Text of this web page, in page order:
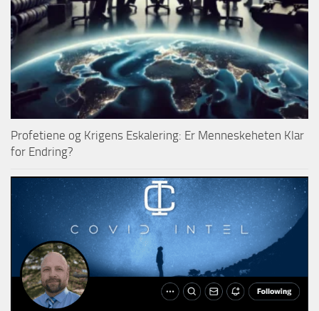
Profetiene og Krigens Eskalering: Er Menneskeheten Klar
for Endring?